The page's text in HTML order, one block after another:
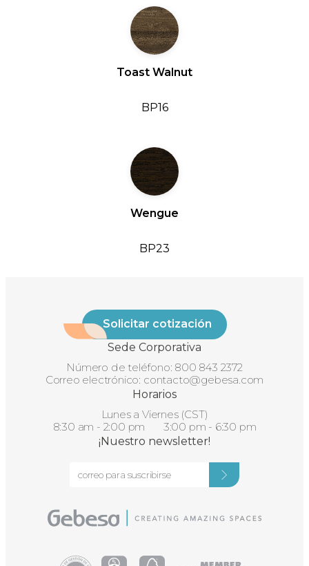
Toast Walnut
BP16
Wengue
BP23
Solicitar cotización
Sede Corporativa
Número de teléfono: 800 843 2372
Correo electrónico: contacto@gebesa.com
Horarios
Lunes a Viernes (CST)
8:30 am - 2:00 pm 3:00 pm - 6:30 pm
¡Nuestro newsletter!